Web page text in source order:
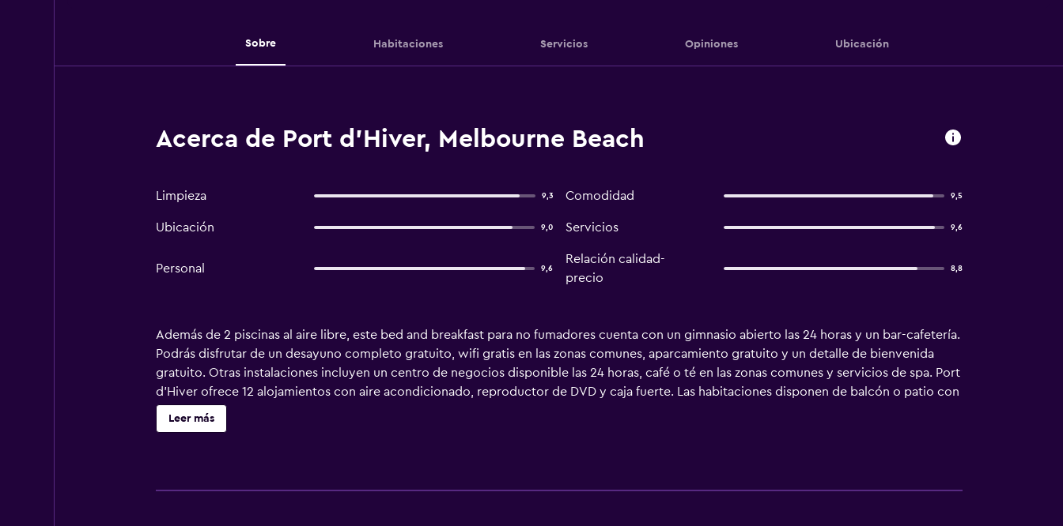
Sobre Habitaciones Servicios Opiniones Ubicación
Acerca de Port d'Hiver, Melbourne Beach
Limpieza 9,3 Comodidad 9,5
Ubicación 9,0 Servicios 9,6
Personal 9,6
Relación calidad-
precio
8,8
Además de 2 piscinas al aire libre, este bed and breakfast para no fumadores cuenta con un gimnasio abierto las 24 horas y un bar-cafetería.
Podrás disfrutar de un desayuno completo gratuito, wifi gratis en las zonas comunes, aparcamiento gratuito y un detalle de bienvenida
gratuito. Otras instalaciones incluyen un centro de negocios disponible las 24 horas, café o té en las zonas comunes y servicios de spa. Port
d'Hiver ofrece 12 alojamientos con aire acondicionado, reproductor de DVD y caja fuerte. Las habitaciones disponen de balcón o patio con
mobiliario. Cada alojamiento tiene un mobiliario y decoración diferentes. Las camas tienen colchones con una capa de acolchado adicional
y están vestidas con sábanas de algodón egipcio y ropa de cama de alta calidad. Se ofrece una televisión de pantalla plana de 65 pulgadas
Leer más